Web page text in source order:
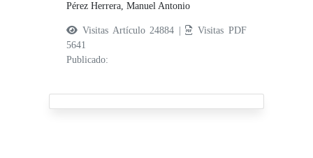
Pérez Herrera, Manuel Antonio
Visitas Artículo 24884 |
Visitas PDF
5641
Publicado: